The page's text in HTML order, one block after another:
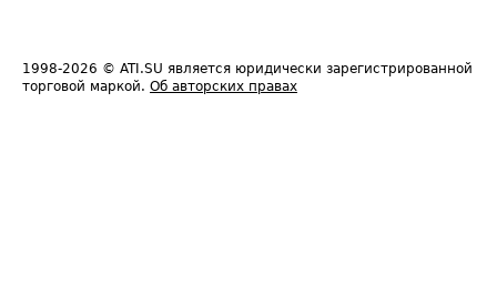
1998-2026 © ATI.SU является юридически зарегистрированной
торговой маркой. Об авторских правах